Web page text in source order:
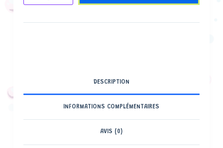
DESCRIPTION
INFORMATIONS COMPLÉMENTAIRES
AVIS (0)